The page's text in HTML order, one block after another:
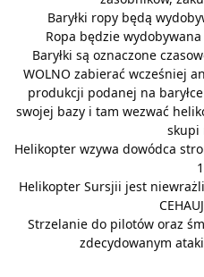
Baryłki ropy będą
Ropa będzie
Baryłki są oznaczone
WOLNO zabierać wcześniej
produkcji podanej na
swojej bazy i tam wezwać
skupi
Helikopter wzywa dowódca
1
Helikopter Sursjii jest
Strzelanie do pilotów oraz
zdecydowanym